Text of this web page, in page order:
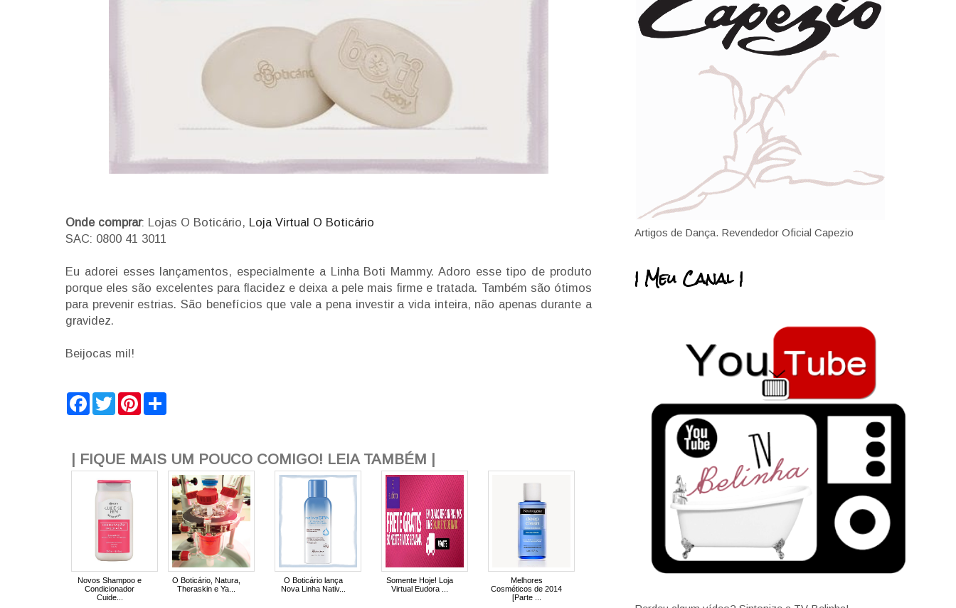
Onde comprar: Lojas O Boticário,
Loja Virtual O Boticário
SAC: 0800 41 3011
Eu adorei esses lançamentos, especialmente a Linha Boti Mammy. Adoro esse tipo de produto
porque eles são excelentes para flacidez e deixa a pele mais firme e tratada. Também são ótimos
para prevenir estrias. São benefícios que vale a pena investir a vida inteira, não apenas durante a
gravidez.
Beijocas mil!
F
o
o
T
w
e
r
P
r
e
| FIQUE MAIS UM POUCO COMIGO! LEIA TAMBÉM |
Novos Shampoo e
Condicionador
Cuide...
O Boticário, Natura,
Theraskin e Ya...
O Boticário lança
Nova Linha Nativ...
Somente Hoje! Loja
Virtual Eudora ...
Melhores
Cosméticos de 2014
[Parte ...
Artigos de Dança. Revendedor Oficial Capezio
| Meu Canal |